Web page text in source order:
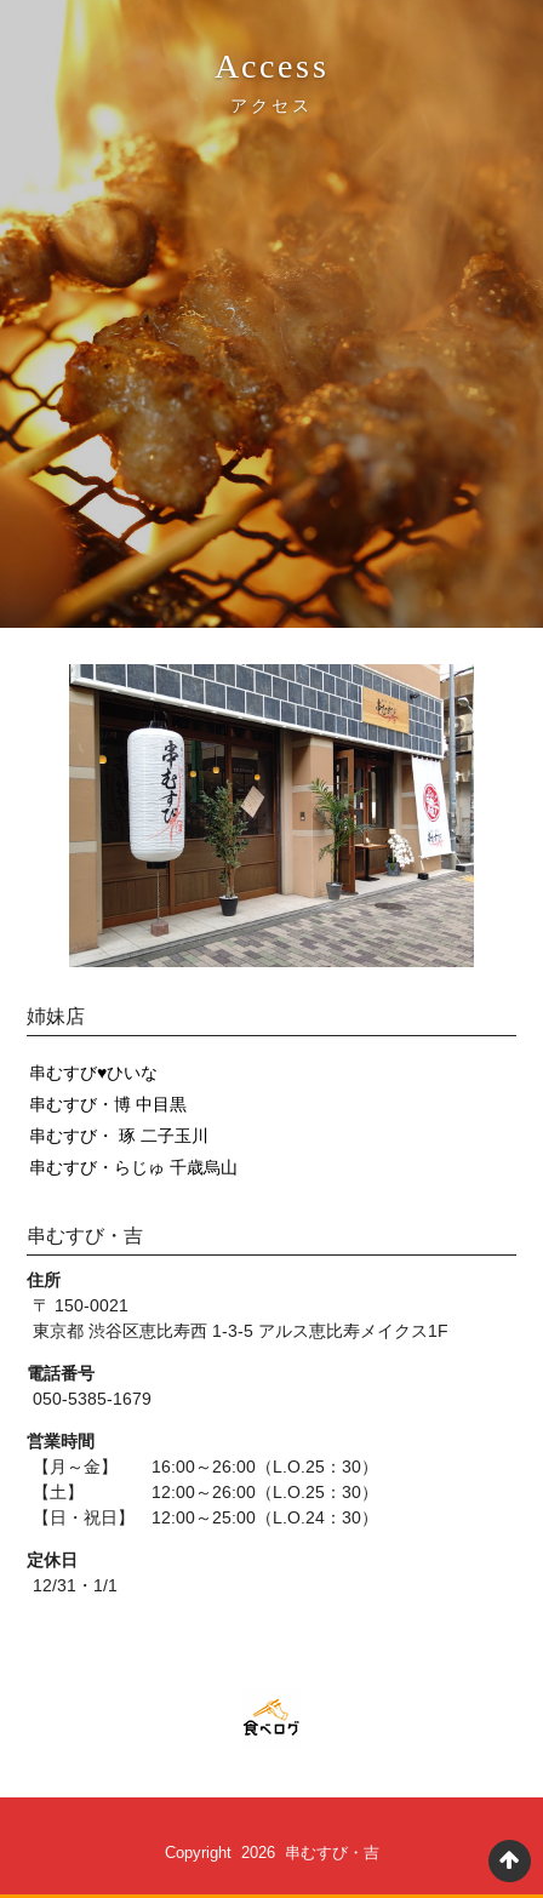
Access
アクセス
姉妹店
串むすび♥ひいな
串むすび・博 中目黒
串むすび・ 琢 二子玉川
串むすび・らじゅ 千歳烏山
串むすび・吉
住所
〒 150-0021
東京都 渋谷区恵比寿西 1-3-5 アルス恵比寿メイクス1F
電話番号
050-5385-1679
営業時間
【月～金】 16:00～26:00（L.O.25：30）
【土】 12:00～26:00（L.O.25：30）
【日・祝日】 12:00～25:00（L.O.24：30）
定休日
12/31・1/1
Copyright 2026 串むすび・吉